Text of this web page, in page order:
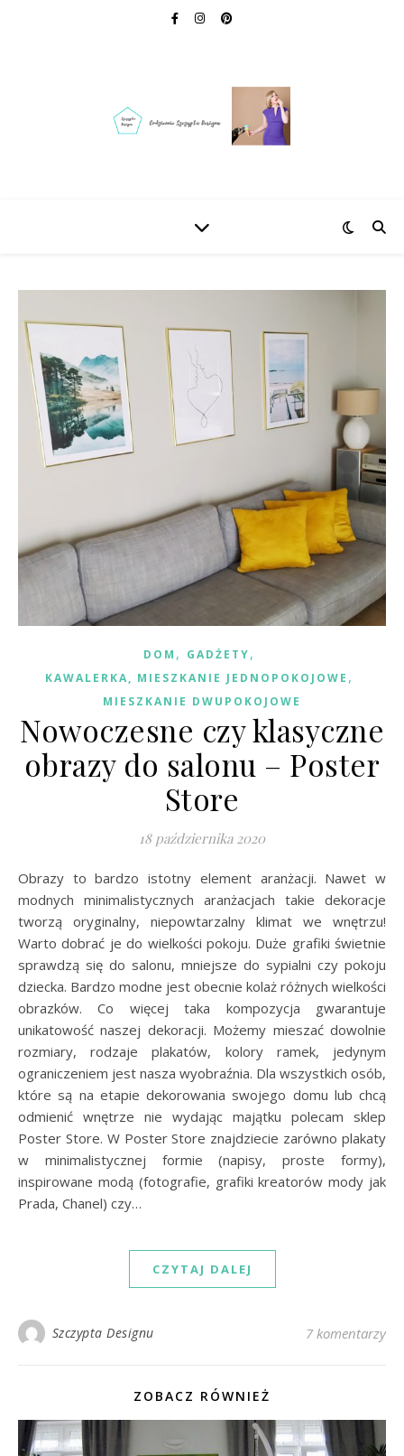
DOM , GADŻETY,
KAWALERKA, MIESZKANIE JEDNOPOKOJOWE ,
MIESZKANIE DWUPOKOJOWE
Nowoczesne czy klasyczne
obrazy do salonu – Poster
Store
18 października 2020
Obrazy to bardzo istotny element aranżacji. Nawet w
modnych minimalistycznych aranżacjach takie dekoracje
tworzą oryginalny, niepowtarzalny klimat we wnętrzu!
Warto dobrać je do wielkości pokoju. Duże grafiki świetnie
sprawdzą się do salonu, mniejsze do sypialni czy pokoju
dziecka. Bardzo modne jest obecnie kolaż różnych wielkości
obrazków. Co więcej taka kompozycja gwarantuje
unikatowość naszej dekoracji. Możemy mieszać dowolnie
rozmiary, rodzaje plakatów, kolory ramek, jedynym
ograniczeniem jest nasza wyobraźnia. Dla wszystkich osób,
które są na etapie dekorowania swojego domu lub chcą
odmienić wnętrze nie wydając majątku polecam sklep
Poster Store. W Poster Store znajdziecie zarówno plakaty
w minimalistycznej formie (napisy, proste formy),
inspirowane modą (fotografie, grafiki kreatorów mody jak
Prada, Chanel) czy…
CZYTAJ DALEJ
Szczypta Designu 7 komentarzy
ZOBACZ RÓWNIEŻ